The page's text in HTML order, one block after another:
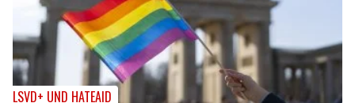
LSVD+ UND HATEAID